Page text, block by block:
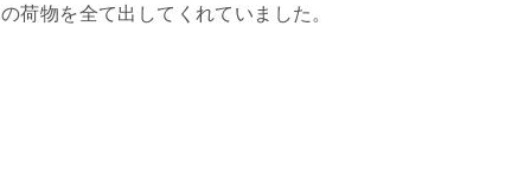
荷物を全て出してくれていました。